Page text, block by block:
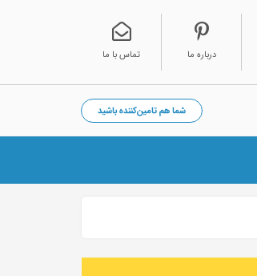
تماس با ما درباره ما
شما هم تامین‌کننده باشید